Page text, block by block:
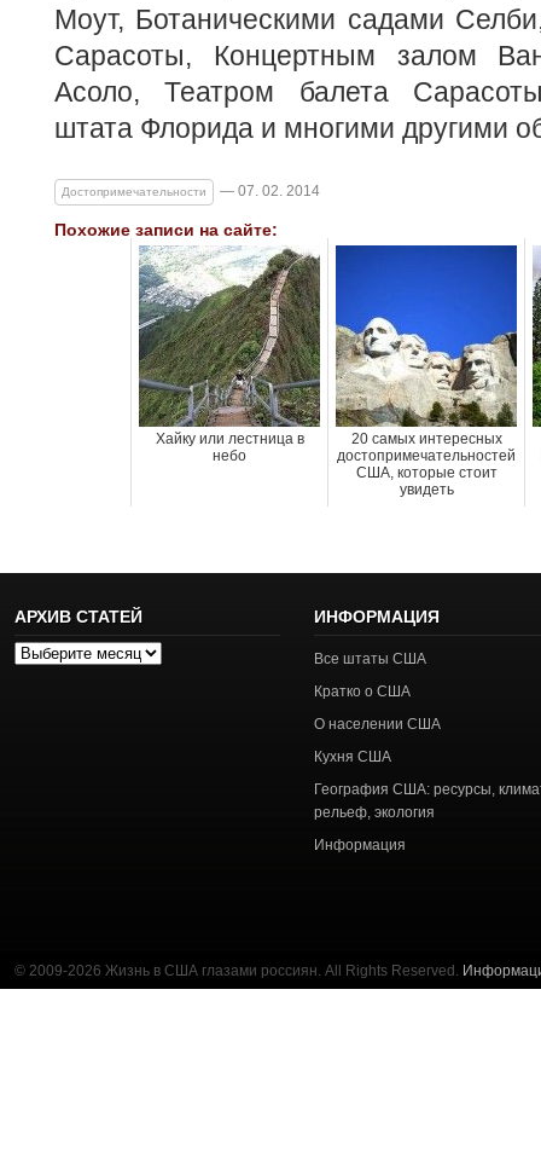
Моут, Ботаническими садами
Сарасоты, Концертным залом
Асоло, Театром балета
штата Флорида и многими другими
Достопримечательности — 07. 02. 2014
Похожие записи на сайте:
Хайку или лестница в
небо
20 самых интересных
достопримечательностей
США, которые стоит
увидеть
АРХИВ СТАТЕЙ
Архив
ИНФОРМАЦИЯ
Все штаты США
Кратко о США
О населении США
Кухня США
География США: ресурсы,
рельеф, экология
Информация
© 2009-2026 Жизнь в США глазами россиян. All Rights Reserved.